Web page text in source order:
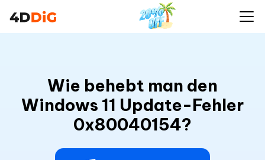
Wie behebt man den
Windows 11 Update-Fehler
0x80040154?